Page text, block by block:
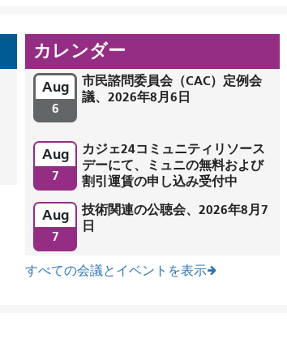
カレンダー
Aug
6
市民諮問委員会（CAC）定例会
議、2026年8月6日
Aug
7
カジェ24コミュニティリソース
デーにて、ミュニの無料および
割引運賃の申し込み受付中
Aug
7
技術関連の公聴会、2026年8月7
日
すべての会議とイベントを表示